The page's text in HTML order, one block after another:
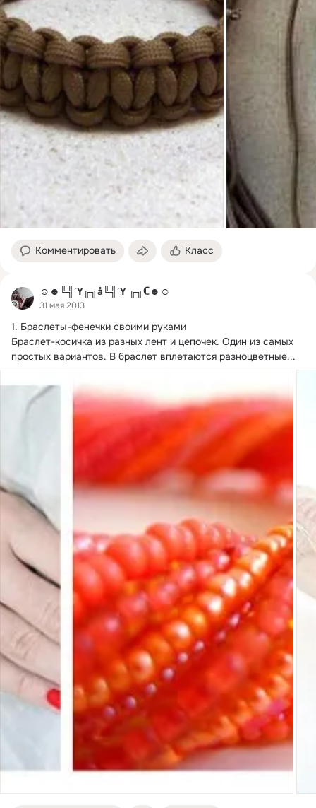
Комментировать Класс
☺☻╚╣Ύ╔╗å╚╣Ύ ╔╗ℂ☻☺
31 мая 2013
1. Браслеты-фенечки своими руками
Браслет-косичка из разных лент и цепочек. Один из самых
простых вариантов. В браслет вплетаются разноцветные...